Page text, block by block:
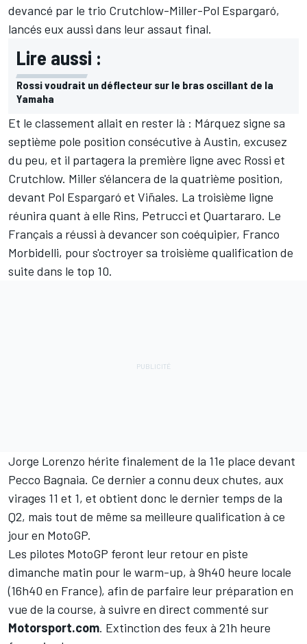
devancé par le trio Crutchlow-Miller-Pol Espargaró,
lancés eux aussi dans leur assaut final.
Lire aussi :
Rossi voudrait un déflecteur sur le bras oscillant de la
Yamaha
Et le classement allait en rester là : Márquez signe sa
septième pole position consécutive à Austin, excusez
du peu, et il partagera la première ligne avec Rossi et
Crutchlow. Miller s'élancera de la quatrième position,
devant Pol Espargaró et Viñales. La troisième ligne
réunira quant à elle Rins, Petrucci et Quartararo. Le
Français a réussi à devancer son coéquipier, Franco
Morbidelli, pour s'octroyer sa troisième qualification de
suite dans le top 10.
Jorge Lorenzo hérite finalement de la 11e place devant
Pecco Bagnaia. Ce dernier a connu deux chutes, aux
virages 11 et 1, et obtient donc le dernier temps de la
Q2, mais tout de même sa meilleure qualification à ce
jour en MotoGP.
Les pilotes MotoGP feront leur retour en piste
dimanche matin pour le warm-up, à 9h40 heure locale
(16h40 en France), afin de parfaire leur préparation en
vue de la course, à suivre en direct commenté sur
Motorsport.com. Extinction des feux à 21h heure